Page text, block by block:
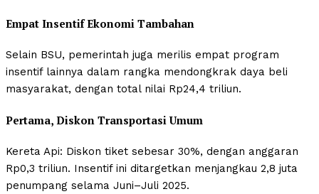
Empat Insentif Ekonomi Tambahan
Selain BSU, pemerintah juga merilis empat program
insentif lainnya dalam rangka mendongkrak daya beli
masyarakat, dengan total nilai Rp24,4 triliun.
Pertama, Diskon Transportasi Umum
Kereta Api: Diskon tiket sebesar 30%, dengan anggaran
Rp0,3 triliun. Insentif ini ditargetkan menjangkau 2,8 juta
penumpang selama Juni–Juli 2025.